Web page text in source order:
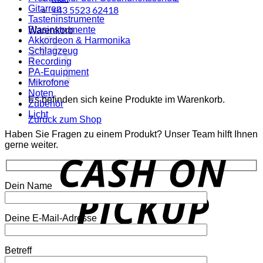
+43 5523 62418
Warenkorb
Es befinden sich keine Produkte im Warenkorb.
Zurück zum Shop
Gitarren
Tasteninstrumente
Blasinstrumente
Akkordeon & Harmonika
Schlagzeug
Recording
PA-Equipment
Mikrofone
Noten
Zubehör
Licht
Haben Sie Fragen zu einem Produkt? Unser Team hilft Ihnen
gerne weiter.
Dein Name
Deine E-Mail-Adresse
Betreff